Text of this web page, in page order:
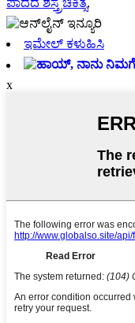
ಇಮೇಲ್ ಕಳುಹಿಸಿ
x